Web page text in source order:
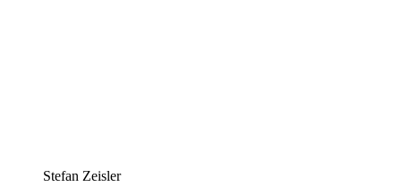
Stefan Zeisler